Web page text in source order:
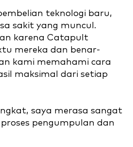
teknologi baru,
sakit yang muncul.
karena Catapult
mereka dan benar-
kami memahami cara
maksimal dari setiap
saya merasa sangat
pengumpulan dan